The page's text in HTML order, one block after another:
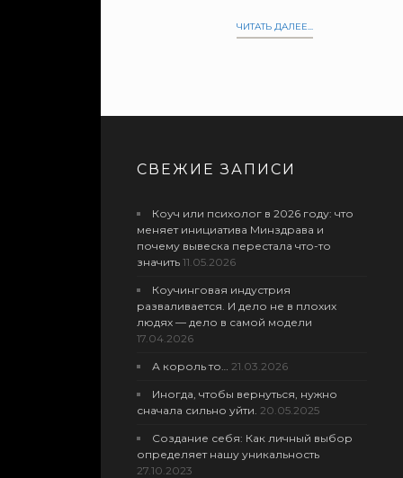
ЧИТАТЬ ДАЛЕЕ...
СВЕЖИЕ ЗАПИСИ
Коуч или психолог в 2026 году: что
меняет инициатива Минздрава и
почему вывеска перестала что-то
значить 11.05.2026
Коучинговая индустрия
разваливается. И дело не в плохих
людях — дело в самой модели
17.04.2026
А король то… 21.03.2026
Иногда, чтобы вернуться, нужно
сначала сильно уйти. 20.05.2025
Создание себя: Как личный выбор
определяет нашу уникальность
27.10.2023